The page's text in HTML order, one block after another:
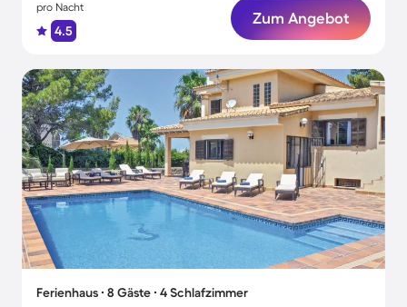
pro Nacht
4.5
Zum Angebot
Ferienhaus ∙ 8 Gäste ∙ 4 Schlafzimmer